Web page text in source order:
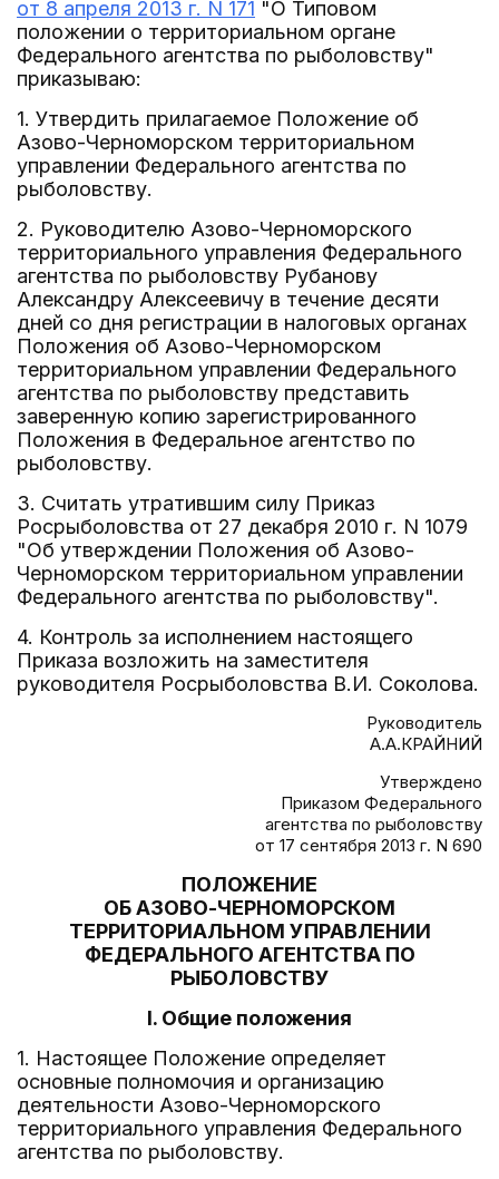
от 8 апреля 2013 г. N 171 "О Типовом
положении о территориальном органе
Федерального агентства по рыболовству"
приказываю:
1. Утвердить прилагаемое Положение об
Азово-Черноморском территориальном
управлении Федерального агентства по
рыболовству.
2. Руководителю Азово-Черноморского
территориального управления Федерального
агентства по рыболовству Рубанову
Александру Алексеевичу в течение десяти
дней со дня регистрации в налоговых органах
Положения об Азово-Черноморском
территориальном управлении Федерального
агентства по рыболовству представить
заверенную копию зарегистрированного
Положения в Федеральное агентство по
рыболовству.
3. Считать утратившим силу Приказ
Росрыболовства от 27 декабря 2010 г. N 1079
"Об утверждении Положения об Азово-
Черноморском территориальном управлении
Федерального агентства по рыболовству".
4. Контроль за исполнением настоящего
Приказа возложить на заместителя
руководителя Росрыболовства В.И. Соколова.
Руководитель
А.А.КРАЙНИЙ
Утверждено
Приказом Федерального
агентства по рыболовству
от 17 сентября 2013 г. N 690
ПОЛОЖЕНИЕ
ОБ АЗОВО-ЧЕРНОМОРСКОМ
ТЕРРИТОРИАЛЬНОМ УПРАВЛЕНИИ
ФЕДЕРАЛЬНОГО АГЕНТСТВА ПО
РЫБОЛОВСТВУ
I. Общие положения
1. Настоящее Положение определяет
основные полномочия и организацию
деятельности Азово-Черноморского
территориального управления Федерального
агентства по рыболовству.